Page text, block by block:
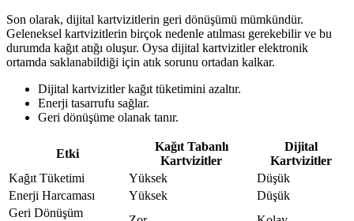
Son olarak, dijital kartvizitlerin geri dönüşümü mümkündür.
Geleneksel kartvizitlerin birçok nedenle atılması gerekebilir ve bu
durumda kağıt atığı oluşur. Oysa dijital kartvizitler elektronik
ortamda saklanabildiği için atık sorunu ortadan kalkar.
Dijital kartvizitler kağıt tüketimini azaltır.
Enerji tasarrufu sağlar.
Geri dönüşüme olanak tanır.
Etki
Kağıt Tabanlı
Kartvizitler
Dijital
Kartvizitler
Kağıt Tüketimi
Yüksek
Düşük
Enerji Harcaması
Yüksek
Düşük
Geri Dönüşüm